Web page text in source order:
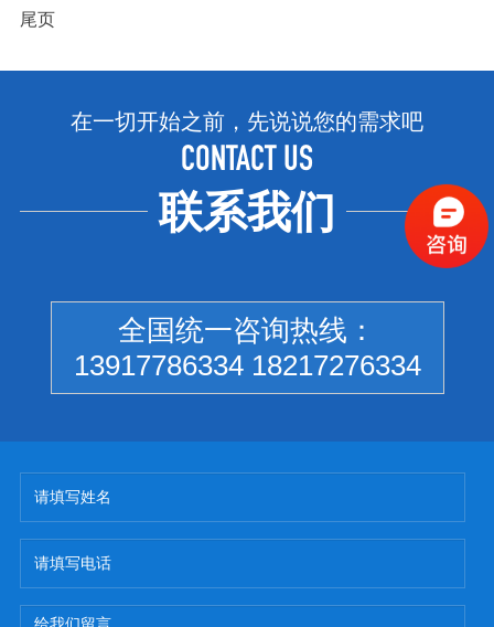
尾页
在一切开始之前，先说说您的需求吧
CONTACT US
联系我们
全国统一咨询热线：
13917786334 18217276334